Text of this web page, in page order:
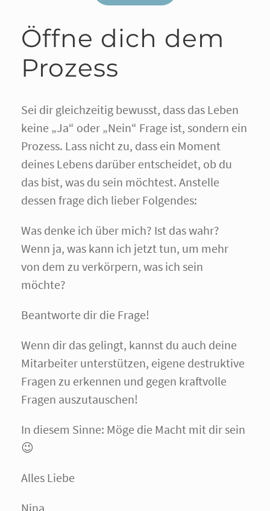
Öffne dich dem
Prozess
Sei dir gleichzeitig bewusst, dass das Leben
keine „Ja“ oder „Nein“ Frage ist, sondern ein
Prozess. Lass nicht zu, dass ein Moment
deines Lebens darüber entscheidet, ob du
das bist, was du sein möchtest. Anstelle
dessen frage dich lieber Folgendes:
Was denke ich über mich? Ist das wahr?
Wenn ja, was kann ich jetzt tun, um mehr
von dem zu verkörpern, was ich sein
möchte?
Beantworte dir die Frage!
Wenn dir das gelingt, kannst du auch deine
Mitarbeiter unterstützen, eigene destruktive
Fragen zu erkennen und gegen kraftvolle
Fragen auszutauschen!
In diesem Sinne: Möge die Macht mit dir sein
😉
Alles Liebe
Nina